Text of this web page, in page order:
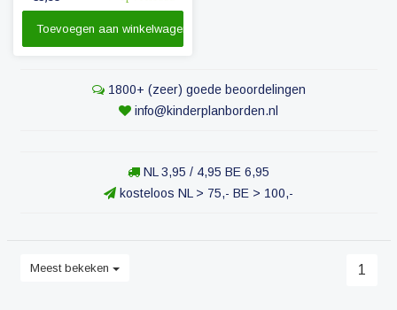
Toevoegen aan winkelwagen
1800+ (zeer) goede beoordelingen
info@kinderplanborden.nl
NL 3,95 / 4,95 BE 6,95
kosteloos NL > 75,- BE > 100,-
Meest bekeken 1